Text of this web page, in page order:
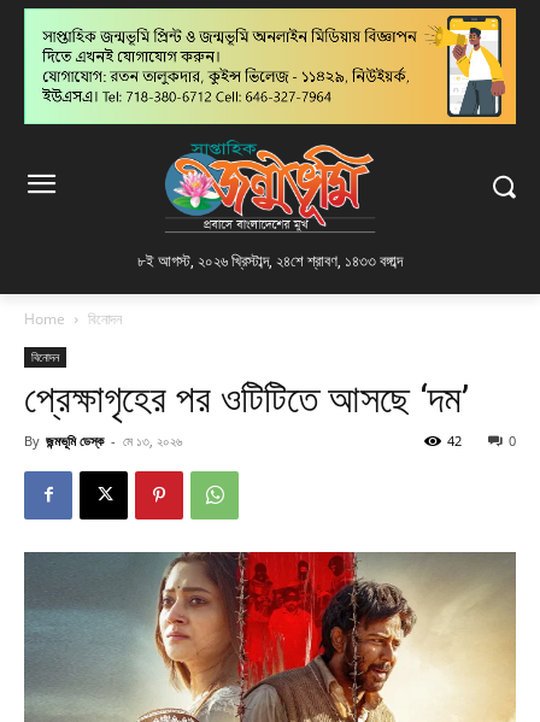
৮ই আগস্ট, ২০২৬ খ্রিস্টাব্দ, ২৪শে শ্রাবণ, ১৪৩৩ বঙ্গাব্দ
Home বিনোদন
বিনোদন
প্রেক্ষাগৃহের পর ওটিটিতে আসছে ‘দম’
By জন্মভূমি ডেস্ক - মে ১৩, ২০২৬ 0
42